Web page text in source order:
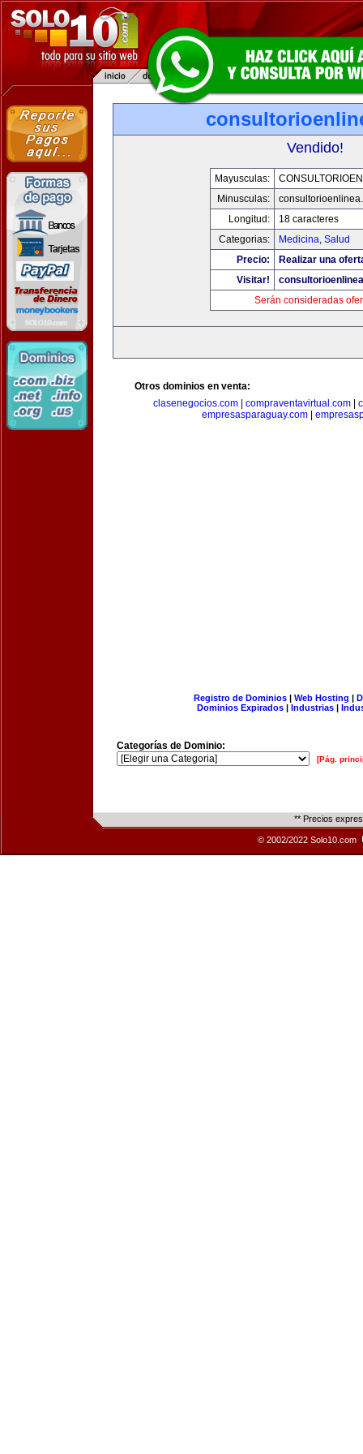
Vendido!
Mayusculas:
Minusculas:
Longitud:
18 caracteres
Categorias:
Medicina, Salud
Precio:
Realizar una
Visitar!
Serán consideradas
Otros dominios en venta:
clasenegocios.com| compraventavirtual.com|
empresasparaguay.com|
Registro de Dominios| Web Hosting |
Dominios Expirados | Industrias |
Categorías de Dominio:
[Pág.
** Precios
© 2002/2022 Solo10.com